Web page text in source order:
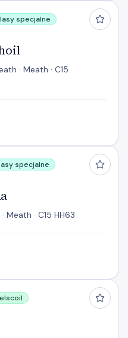
specjalne
· Meath · C15
specjalne
Meath · C15 HH63